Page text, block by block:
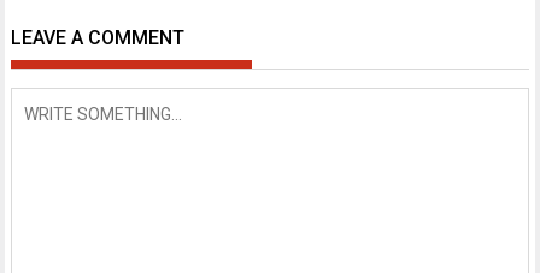
LEAVE A COMMENT